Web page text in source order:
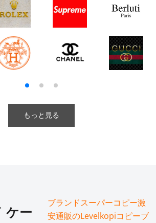
もっと見る
ケー
ブランドスーパーコピー激
安通販のLevelkopiコピーブ